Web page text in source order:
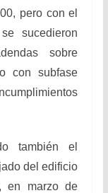
pero con el
sucedieron
sobre
con subfase
también el
del edificio
en marzo de